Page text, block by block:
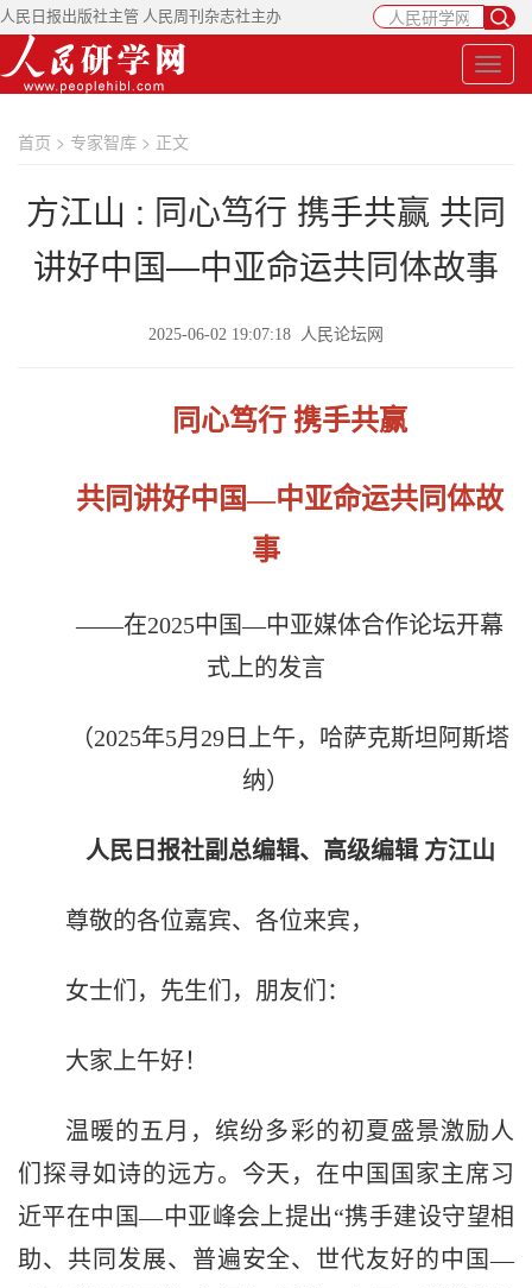
人民日报出版社主管 人民周刊杂志社主办
首页 > 专家智库 > 正文
方江山 : 同心笃行 携手共赢 共同
讲好中国—中亚命运共同体故事
2025-06-02 19:07:18 人民论坛网
同心笃行 携手共赢
共同讲好中国—中亚命运共同体故
事
——在2025中国—中亚媒体合作论坛开幕
式上的发言
（2025年5月29日上午，哈萨克斯坦阿斯塔
纳）
人民日报社副总编辑、高级编辑 方江山
尊敬的各位嘉宾、各位来宾，
女士们，先生们，朋友们：
大家上午好！
温暖的五月，缤纷多彩的初夏盛景激励人
们探寻如诗的远方。今天，在中国国家主席习
近平在中国—中亚峰会上提出“携手建设守望相
助、共同发展、普遍安全、世代友好的中国—